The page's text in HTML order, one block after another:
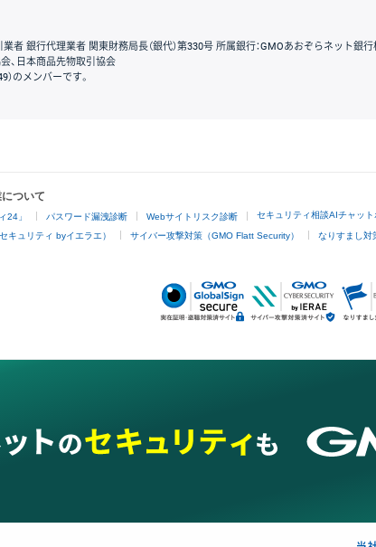
者 銀行代理業者 関東財務局長（銀代）第330号 所属銀行：GMOあおぞらネット銀
、日本商品先物取引協会
のメンバーです。
ついて
24」 パスワード漏洩診断 Webサイトリスク診断 セキュリティ相談AIチャット
キュリティ byイエラエ） サイバー攻撃対策（GMO Flatt Security） なりすまし対